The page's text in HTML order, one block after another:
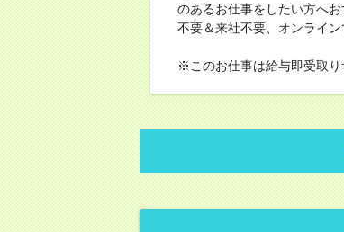
のあるお仕事をしたい方へ
不要＆来社不要、オンライ
※このお仕事は給与即受取り